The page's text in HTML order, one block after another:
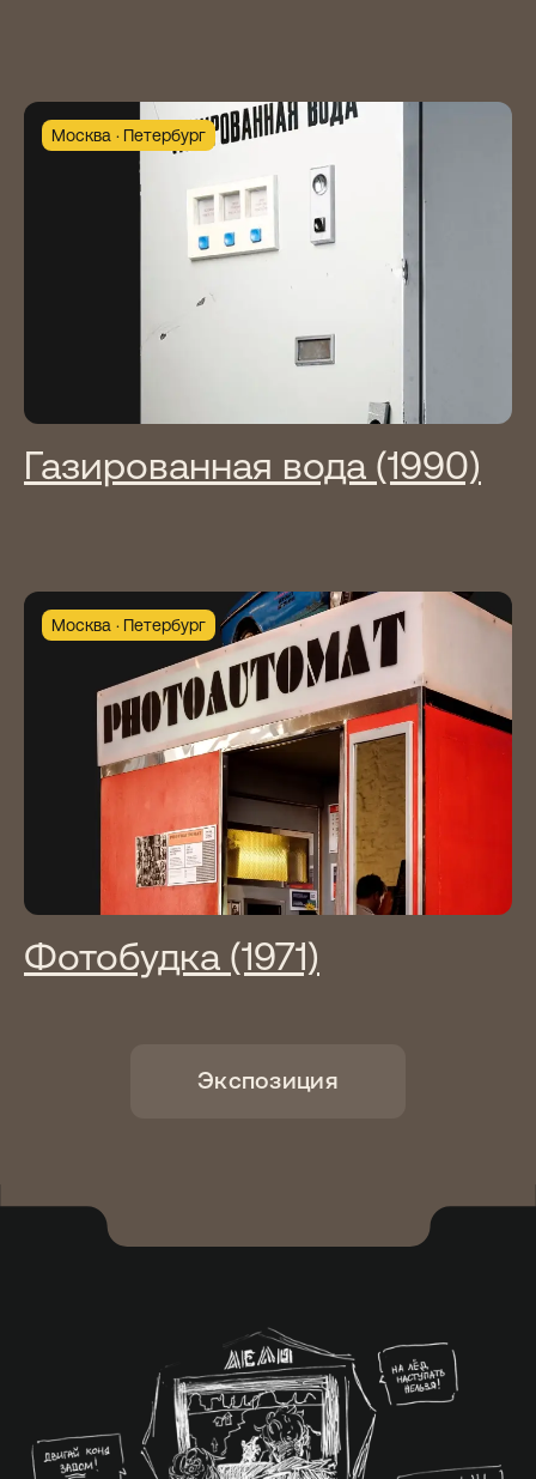
Москва Петербург
Газированная вода (1990)
Москва Петербург
Фотобудка (1971)
Своё мероприятие в музее
Каждый год участвуем в «Ночи
музеев», «Тотальном диктанте»,
московской Олимпиаде «Музеи, парки,
усадьбы». Регулярно проводим лекции
«Философия видеоигр» совместно
Фестивали
и мероприятия
Привезем автомат на ваш праздник,
разгрузим, подключим
и проконтролируем его работу.
В стоимость аренды входит также игра
без ограничений.
Аренда игровых
автоматов на свое
мероприятие
а также специальные выставочные
проекты, такие как «Потрогай